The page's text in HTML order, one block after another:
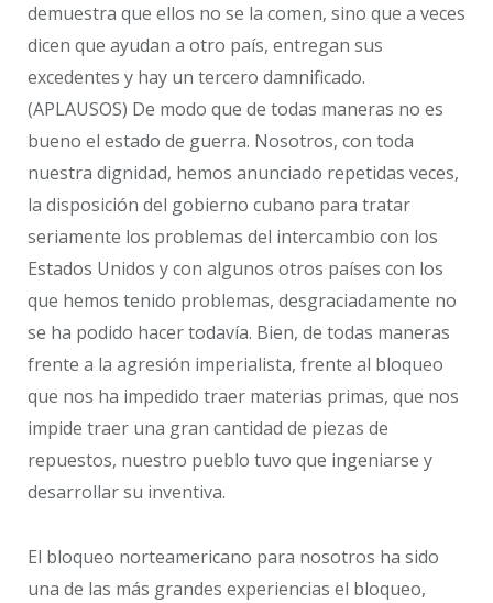
demuestra que ellos no se la comen, sino que a veces
dicen que ayudan a otro país, entregan sus
excedentes y hay un tercero damnificado.
(APLAUSOS) De modo que de todas maneras no es
bueno el estado de guerra. Nosotros, con toda
nuestra dignidad, hemos anunciado repetidas veces,
la disposición del gobierno cubano para tratar
seriamente los problemas del intercambio con los
Estados Unidos y con algunos otros países con los
que hemos tenido problemas, desgraciadamente no
se ha podido hacer todavía. Bien, de todas maneras
frente a la agresión imperialista, frente al bloqueo
que nos ha impedido traer materias primas, que nos
impide traer una gran cantidad de piezas de
repuestos, nuestro pueblo tuvo que ingeniarse y
desarrollar su inventiva.
El bloqueo norteamericano para nosotros ha sido
una de las más grandes experiencias el bloqueo,